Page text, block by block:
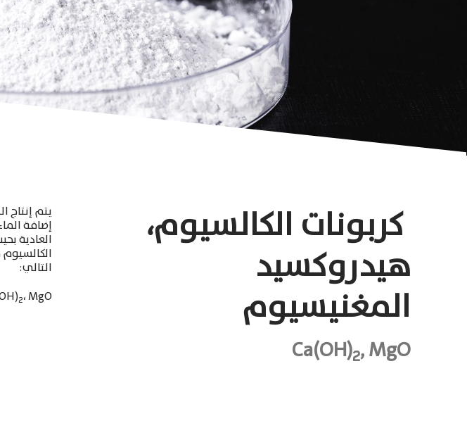
كربونات الكالسيوم،
هيدروكسيد
المغنيسيوم
Ca(OH)2, MgO
يتم إنتاج
إضافة
العادية
التالي:
2،MgO